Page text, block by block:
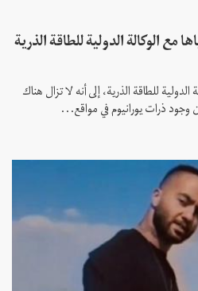
الوكالة الدولية للطاقة الذرية
الدولية للطاقة الذرية، إلى أنه لا تزال هناك
وجود ذرات يورانيوم في مواقع...